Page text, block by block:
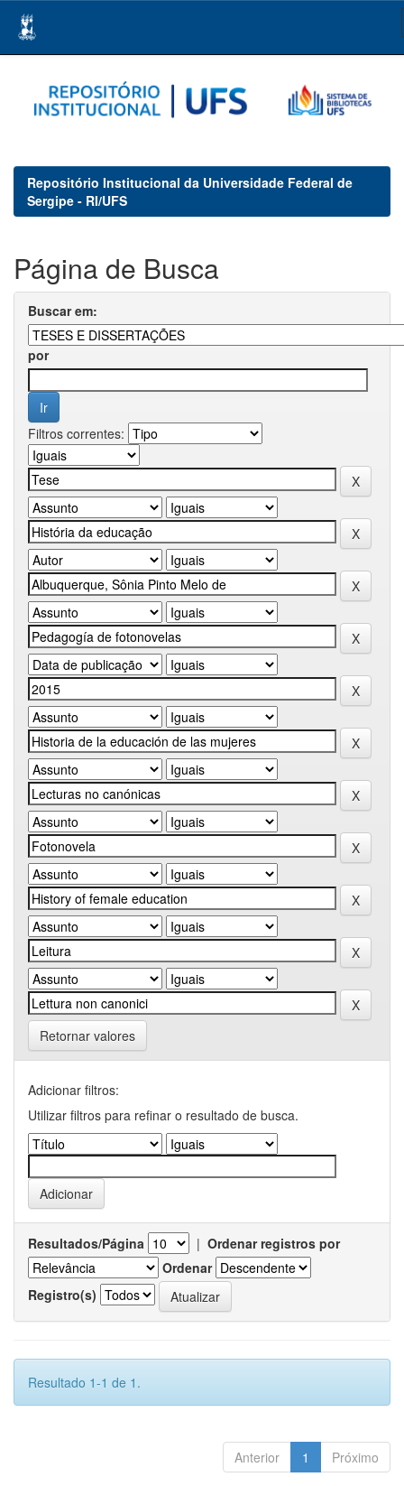
navigation
Repositório Institucional da Universidade Federal de
Sergipe - RI/UFS
Página de Busca
Buscar em:
por
Filtros correntes:
Retornar valores
Adicionar filtros:
Utilizar filtros para refinar o resultado de busca.
Resultados/Página | Ordenar registros por
Ordenar
Registro(s)
Resultado 1-1 de 1.
Anterior 1 Próximo